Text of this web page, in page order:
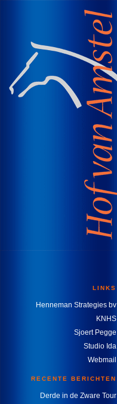
LINKS
Henneman Strategies bv
KNHS
Sjoert Pegge
Studio Ida
Webmail
RECENTE BERICHTEN
Derde in de Zware Tour